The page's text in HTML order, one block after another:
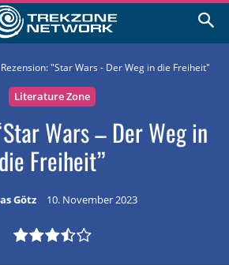
Rezension: "Star Wars - Der Weg in die Freiheit"
Literature Zone
Wars – Der Weg in
die Freiheit”
Götz 10. November 2023